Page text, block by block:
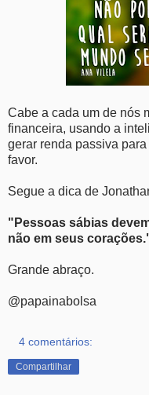
Cabe a cada um de nós
financeira, usando a
gerar renda passiva
favor.
Segue a dica de
"Pessoas sábias
não em seus
Grande abraço.
@papainabolsa
4 comentários:
Compartilhar